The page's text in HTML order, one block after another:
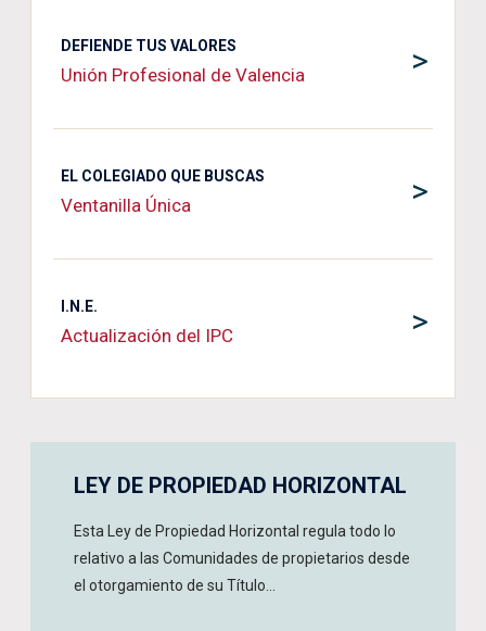
>
DEFIENDE TUS VALORES
Unión Profesional de Valencia
>
EL COLEGIADO QUE BUSCAS
Ventanilla Única
>
I.N.E.
Actualización del IPC
LEY DE PROPIEDAD HORIZONTAL
Esta Ley de Propiedad Horizontal regula todo lo
relativo a las Comunidades de propietarios desde
el otorgamiento de su Título...